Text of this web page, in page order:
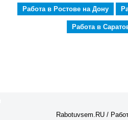
Работа в Ростове на Дону
Работа в
Rabotuvsem.RU /